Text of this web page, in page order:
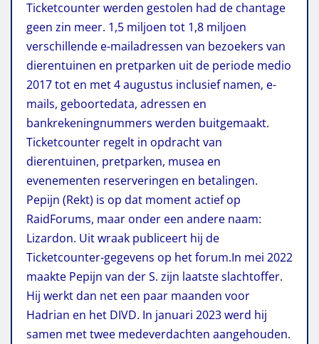
Ticketcounter werden gestolen had de chantage
geen zin meer. 1,5 miljoen tot 1,8 miljoen
verschillende e-mailadressen van bezoekers van
dierentuinen en pretparken uit de periode medio
2017 tot en met 4 augustus inclusief namen, e-
mails, geboortedata, adressen en
bankrekeningnummers werden buitgemaakt.
Ticketcounter regelt in opdracht van
dierentuinen, pretparken, musea en
evenementen reserveringen en betalingen.
Pepijn (Rekt) is op dat moment actief op
RaidForums, maar onder een andere naam:
Lizardon. Uit wraak publiceert hij de
Ticketcounter-gegevens op het forum.In mei 2022
maakte Pepijn van der S. zijn laatste slachtoffer.
Hij werkt dan net een paar maanden voor
Hadrian en het DIVD. In januari 2023 werd hij
samen met twee medeverdachten aangehouden.